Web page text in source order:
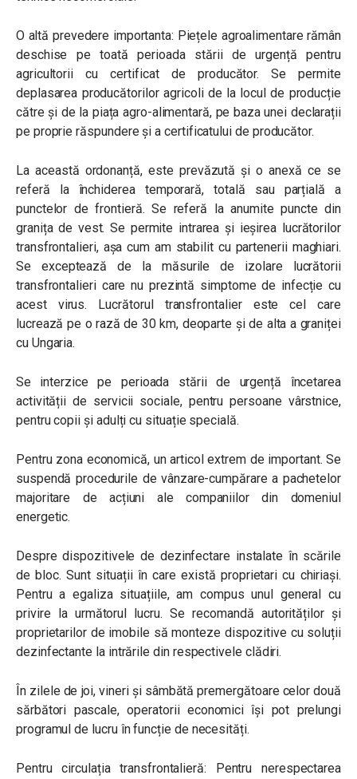
O altă prevedere importanta: Piețele agroalimentare rămân
deschise pe toată perioada stării de urgență pentru
agricultorii cu certificat de producător. Se permite
deplasarea producătorilor agricoli de la locul de producție
către și de la piața agro-alimentară, pe baza unei declarații
pe proprie răspundere și a certificatului de producător.
La această ordonanță, este prevăzută și o anexă ce se
referă la închiderea temporară, totală sau parțială a
punctelor de frontieră. Se referă la anumite puncte din
granița de vest. Se permite intrarea și ieșirea lucrătorilor
transfrontalieri, așa cum am stabilit cu partenerii maghiari.
Se exceptează de la măsurile de izolare lucrătorii
transfrontalieri care nu prezintă simptome de infecție cu
acest virus. Lucrătorul transfrontalier este cel care
lucrează pe o rază de 30 km, deoparte și de alta a graniței
cu Ungaria.
Se interzice pe perioada stării de urgență încetarea
activității de servicii sociale, pentru persoane vârstnice,
pentru copii și adulți cu situație specială.
Pentru zona economică, un articol extrem de important. Se
suspendă procedurile de vânzare-cumpărare a pachetelor
majoritare de acțiuni ale companiilor din domeniul
energetic.
Despre dispozitivele de dezinfectare instalate în scările
de bloc. Sunt situații în care există proprietari cu chiriași.
Pentru a egaliza situațiile, am compus unul general cu
privire la următorul lucru. Se recomandă autorităților și
proprietarilor de imobile să monteze dispozitive cu soluții
dezinfectante la intrările din respectivele clădiri.
În zilele de joi, vineri și sâmbătă premergătoare celor două
sărbători pascale, operatorii economici își pot prelungi
programul de lucru în funcție de necesități.
Pentru circulația transfrontalieră: Pentru nerespectarea